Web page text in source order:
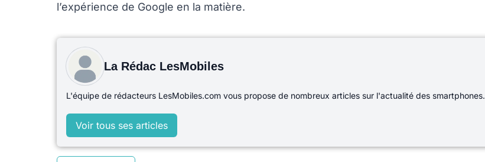
l’expérience de Google en la matière.
La Rédac LesMobiles
L'équipe de rédacteurs LesMobiles.com vous propose de nombreux articles sur l'actualité des smartphones.
Voir tous ses articles